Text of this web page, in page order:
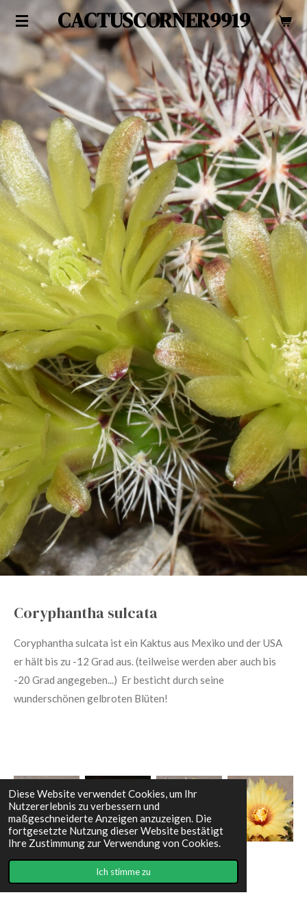
Diese Website verwendet Cookies, um Ihr
Nutzererlebnis zu verbessern und
maßgeschneiderte Anzeigen anzuzeigen. Die
fortgesetzte Nutzung dieser Website bestätigt
Ihre Zustimmung zur Verwendung von Cookies.
Ich stimme zu
Zum
Hauptinhalt
springen
CACTUSCORNER9919
Coryphantha sulcata
Coryphantha sulcata ist ein Kaktus aus Mexiko und der USA
er hält bis zu -12 Grad aus. (teilweise werden aber auch bis
-20 Grad angegeben...) Er besticht durch seine
wunderschönen gelbroten Blüten!
Coryphantha sulcata [CO001] bis -12 Grad